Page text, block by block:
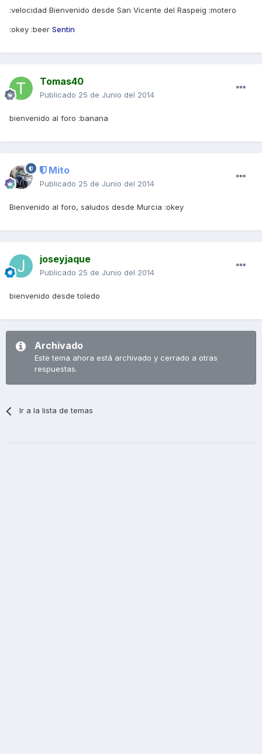
:velocidad Bienvenido desde San Vicente del Raspeig :motero
:okey :beer Sentin
Tomas40
Publicado 25 de Junio del 2014
bienvenido al foro :banana
Mito
Publicado 25 de Junio del 2014
Bienvenido al foro, saludos desde Murcia :okey
joseyjaque
Publicado 25 de Junio del 2014
bienvenido desde toledo
Archivado
Este tema ahora está archivado y cerrado a otras
respuestas.
Ir a la lista de temas